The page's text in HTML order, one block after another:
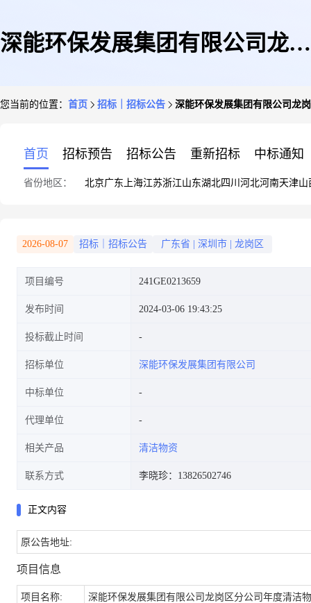
深能环保发展集团有限公司龙岗
您当前的位置： 首页 招标｜招标公告 深能环保发展集团有限公司龙
首页 招标预告 招标公告 重新招标 中标通知
省份地区： 北京广东 上海江苏浙江山东湖北四川 河北河南天津山
2026-08-07 招标｜招标公告 广东省 深圳市 龙岗区
项目编号 241GE0213659
发布时间 2024-03-06 19:43:25
投标截止时间
招标单位 深能环保发展集团有限公司
中标单位
代理单位
相关产品 清洁物资
联系方式 李晓珍：13826502746
正文内容
原公告地址:
项目信息
项目名称: 深能环保发展集团有限公司龙岗区分公司年度清洁